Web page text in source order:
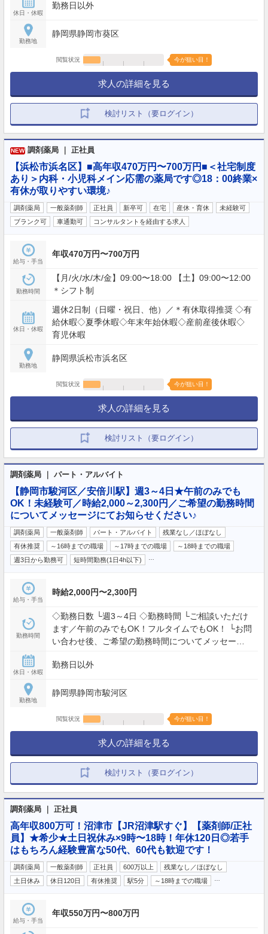
休日・休暇
勤務日以外
勤務地
静岡県静岡市葵区
閲覧状況 今が狙い目！
求人の詳細を見る
検討リスト（要ログイン）
NEW 調剤薬局 ｜ 正社員
【浜松市浜名区】■高年収470万円〜700万円■＜社宅制度
あり＞内科・小児科メイン応需の薬局です◎18：00終業×
有休が取りやすい環境♪
調剤薬局 一般薬剤師 正社員 新卒可 在宅 産休・育休
未経験可
ブランク可
車通勤可 コンサルタントを経由する求人
給与・手当
年収470万円〜700万円
勤務時間
【月/火/水/木/金】09:00〜18:00 【土】09:00〜12:00
＊シフト制
休日・休暇
週休2日制（日曜・祝日、他）／＊有休取得推奨 ◇有
給休暇◇夏季休暇◇年末年始休暇◇産前産後休暇◇
育児休暇
勤務地
静岡県浜松市浜名区
閲覧状況 今が狙い目！
求人の詳細を見る
検討リスト（要ログイン）
調剤薬局 ｜ パート・アルバイト
【静岡市駿河区／安倍川駅】週3～4日★午前のみでも
OK！未経験可／時給2,000～2,300円／ご希望の勤務時間
についてメッセージにてお知らせください♪
調剤薬局 一般薬剤師 パート・アルバイト
残業なし／ほぼなし
有休推奨
～16時までの職場 ～17時までの職場
～18時までの職場
週3日から勤務可
短時間勤務(1日4h以下)
給与・手当
時給2,000円〜2,300円
勤務時間
◇勤務日数 └週3～4日 ◇勤務時間 └ご相談いただけ
ます／午前のみでもOK！フルタイムでもOK！ └お問
い合わせ後、ご希望の勤務時間についてメッセージ
休日・休暇
勤務日以外
勤務地
静岡県静岡市駿河区
閲覧状況 今が狙い目！
求人の詳細を見る
検討リスト（要ログイン）
調剤薬局 ｜ 正社員
高年収800万可！沼津市【JR沼津駅すぐ】【薬剤師/正社
員】★希少★土日祝休み×9時〜18時！年休120日◎若手
はもちろん経験豊富な50代、60代も歓迎です！
調剤薬局 一般薬剤師 正社員 600万以上
残業なし／ほぼなし
土日休み
休日120日 有休推奨 駅5分 ～18時までの職場
給与・手当
年収550万円〜800万円